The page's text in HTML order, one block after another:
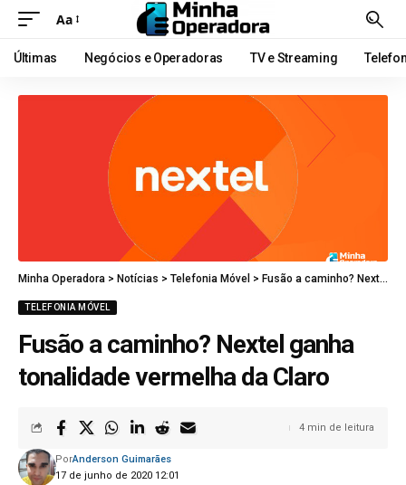
Aa
Últimas Negócios e Operadoras TV e Streaming
Minha Operadora > Notícias > Telefonia Móvel > Fusão a caminho? Nextel ganha tonalidade vermelha da Claro
TELEFONIA MÓVEL
Fusão a caminho? Nextel ganha
tonalidade vermelha da Claro
17 de junho de 2020 12:01
PorAnderson Guimarães
4 min de leitura